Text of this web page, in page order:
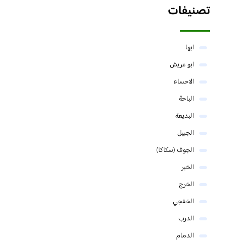
تصنيفات
ابها
ابو عريش
الاحساء
الباحة
البديعة
الجبيل
الجوف (سكاكا)
الخبر
الخرج
الخفجي
الدرب
الدمام